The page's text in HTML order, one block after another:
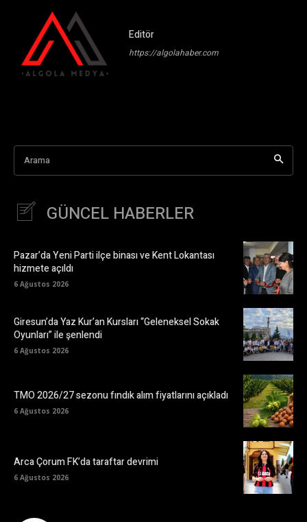
Editör
https://algolahaber.com
Arama
GÜNCEL HABERLER
Pazar’da Yeni Parti ilçe binası ve Kent Lokantası
hizmete açıldı
6 Ağustos 2026
Giresun’da Yaz Kur’an Kursları “Geleneksel Sokak
Oyunları” ile şenlendi
6 Ağustos 2026
TMO 2026/27 sezonu fındık alım fiyatlarını açıkladı
6 Ağustos 2026
Arca Çorum FK’da taraftar devrimi
6 Ağustos 2026